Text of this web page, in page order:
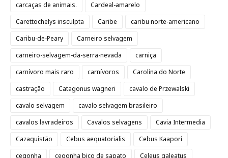
carcaças de animais.
Cardeal-amarelo
Carettochelys insculpta
Caribe
caribu norte-americano
Caribu-de-Peary
Carneiro selvagem
carneiro-selvagem-da-serra-nevada
carniça
carnívoro mais raro
carnívoros
Carolina do Norte
castração
Catagonus wagneri
cavalo de Przewalski
cavalo selvagem
cavalo selvagem brasileiro
cavalos lavradeiros
Cavalos selvagens
Cavia Intermedia
Cazaquistão
Cebus aequatorialis
Cebus Kaapori
cegonha
cegonha bico de sapato Celeus galeatus